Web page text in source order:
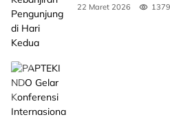
22 Maret 2026 1379